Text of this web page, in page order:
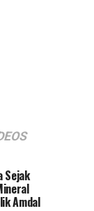
Sejak
Amdal